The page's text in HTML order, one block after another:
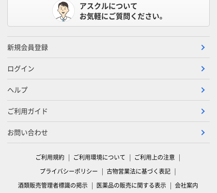
アスクルについて
お気軽にご質問ください。
新規会員登録
ログイン
ヘルプ
ご利用ガイド
お問い合わせ
ご利用規約 ご利用環境について
ご利用上の注意
プライバシーポリシー
古物営業法に基づく表記
酒類販売管理者標識の掲示
医薬品の販売に関する表示 会社案内